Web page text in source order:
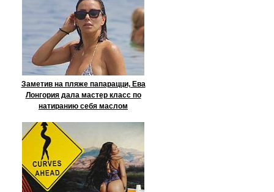
Заметив на пляже папарацци, Ева
Лонгория дала мастер класс по
натиранию себя маслом